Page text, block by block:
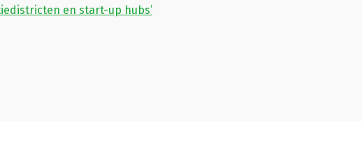
en start-up hubs’